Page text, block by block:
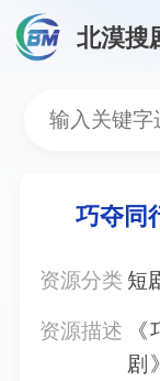
北漠搜
巧夺
巧夺同
资源分类 短
资源描述
剧